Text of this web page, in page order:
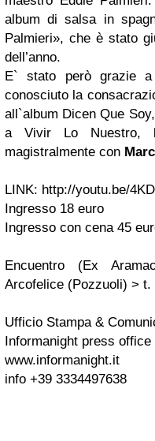
album di salsa in
Palmieri», che è stato
dell’anno.
E` stato però grazie
conosciuto la
all`album Dicen Que
a Vivir Lo Nuestro,
magistralmente con
LINK: http://youtu.be/
Ingresso 18 euro
Ingresso con cena 45
Encuentro (Ex
Arcofelice (Pozzuoli) > t.
Ufficio Stampa &
Informanight press office
www.informanight.it
info +39 3334497638